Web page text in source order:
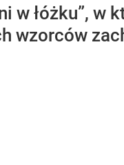
w łóżku”, w
wzorców